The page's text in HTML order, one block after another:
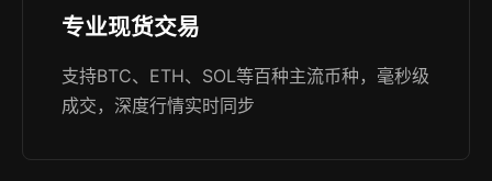
专业现货交易
支持BTC、ETH、SOL等百种主流币种，毫秒级
成交，深度行情实时同步